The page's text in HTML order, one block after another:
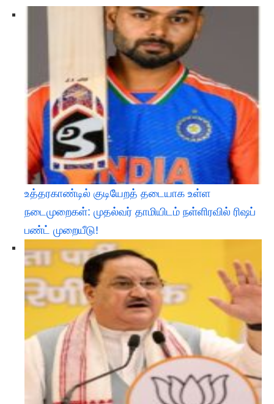
உத்தரகாண்டில் குடியேறத் தடையாக உள்ள
நடைமுறைகள்: முதல்வர் தாமியிடம் நள்ளிரவில் ரிஷப்
பண்ட் முறையீடு!